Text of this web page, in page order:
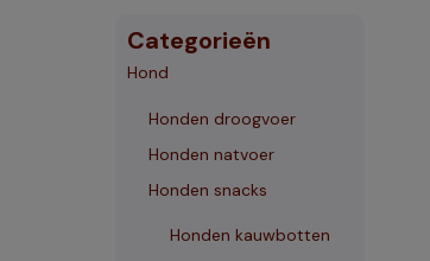
Categorieën
Hond
Honden droogvoer
Honden natvoer
Honden snacks
Honden kauwbotten